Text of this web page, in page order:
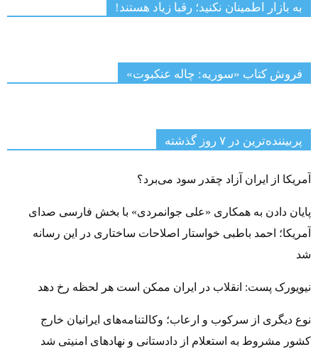
به بازار اطمینان نکنید؛ رقبا زیاد هستند!
فروش کتاب «سوریه: چاله عنکبوت»
پربیننده‌ترین‌ در ۷ روز گذشته
آمریکا از ایران آزاد چقدر سود می‌برد؟
پایان دادن به همکاری «علی جوانمردی» با بخش فارسی صدای
آمریکا؛ احمد باطبی خواستار اصلاحات ساختاری در این رسانه
شد
نیویورک پست: انقلاب در ایران ممکن است هر لحظه رخ دهد
نوع دیگری از سرکوب و ارعاب؛ وکالتنامه‌های ایرانیان خارج
کشور مشروط به استعلام از دادستانی و نهادهای امنیتی شد